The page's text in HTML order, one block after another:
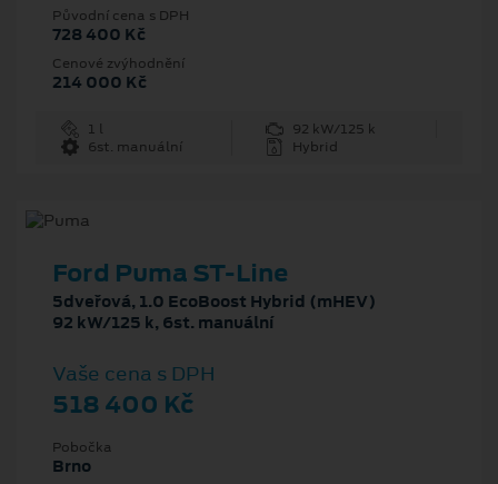
Původní cena s DPH
728 400 Kč
Cenové zvýhodnění
214 000 Kč
1 l
92 kW/125 k
6st. manuální
Hybrid
Ford Puma ST-Line
5dveřová, 1.0 EcoBoost Hybrid (mHEV)
92 kW/125 k, 6st. manuální
Vaše cena s DPH
518 400 Kč
Pobočka
Brno